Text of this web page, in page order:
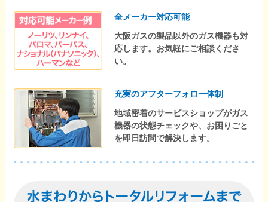
全メーカー対応可能
大阪ガスの製品以外のガス機器も対
応します。お気軽にご相談くださ
い。
充実のアフターフォロー体制
地域密着のサービスショップがガス
機器の状態チェックや、お困りごと
を即日訪問で解決します。